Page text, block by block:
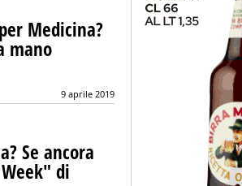
Medicina?
mano
9 aprile 2019
Se ancora
di